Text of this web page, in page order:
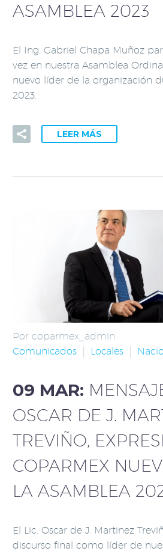
ASAMBLEA 2023
El Ing. Gabriel Chapa Muñoz
vez en nuestra Asamblea
nuevo líder de la organización
2023.
LEER MÁS
Por coparmex_admin
Comunicados
Locales
09 MAR:
OSCAR DE J.
TREVIÑO,
COPARMEX
LA ASAMBLEA
El Lic. Oscar de J. Martinez
discurso final como líder de